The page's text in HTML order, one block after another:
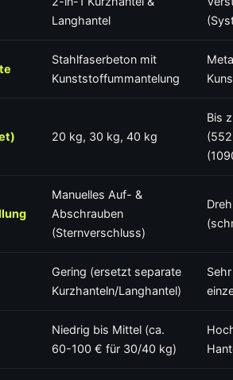
Langhantel
Stahlfaserbeton mit
Kunststoffummantelung
20 kg, 30 kg, 40 kg
Bis
Manuelles Auf- &
Abschrauben
(Sternverschluss)
Gering (ersetzt separate
Kurzhanteln/Langhantel)
Niedrig bis Mittel (ca.
60-100 € für 30/40 kg)